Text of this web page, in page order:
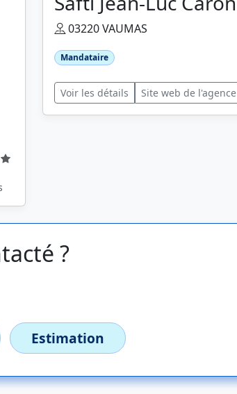
03220 VAUMAS
Mandataire
Voir les détails Site web de l'agence
?
Estimation